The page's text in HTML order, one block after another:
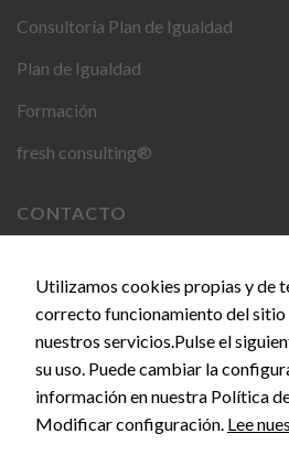
Consultoría Plan de Igualdad
Plan de Igualdad
Formación
fresh consulting®
CONTACTO
info@empiezaconsultora.es
Copyright 2026 © EMPIEZA
Utilizamos cookies propias y de
correcto funcionamiento del
nuestros servicios.Pulse el
su uso. Puede cambiar la
información en nuestra Política
Modificar configuración. Lee